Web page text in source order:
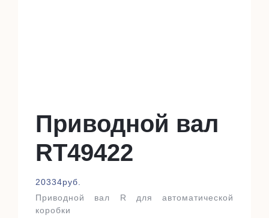
Приводной вал
RT49422
20334руб.
Приводной вал R для автоматической
коробки